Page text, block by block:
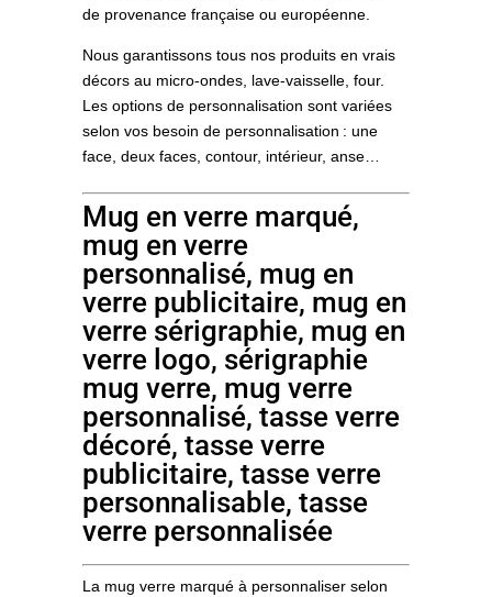
de provenance française ou européenne.
Nous garantissons tous nos produits en vrais
décors au micro-ondes, lave-vaisselle, four.
Les options de personnalisation sont variées
selon vos besoin de personnalisation : une
face, deux faces, contour, intérieur, anse…
Mug en verre marqué,
mug en verre
personnalisé, mug en
verre publicitaire, mug en
verre sérigraphie, mug en
verre logo, sérigraphie
mug verre, mug verre
personnalisé, tasse verre
décoré, tasse verre
publicitaire, tasse verre
personnalisable, tasse
verre personnalisée
La mug verre marqué à personnaliser selon